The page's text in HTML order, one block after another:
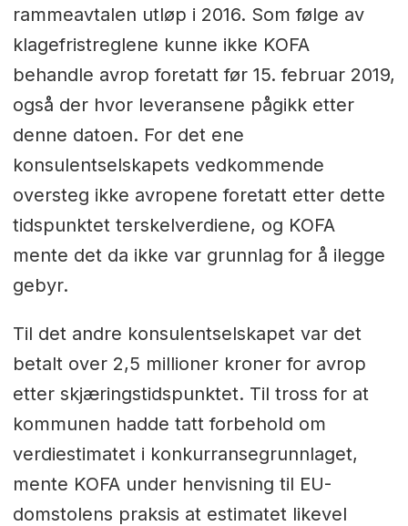
rammeavtalen utløp i 2016. Som følge av
klagefristreglene kunne ikke KOFA
behandle avrop foretatt før 15. februar 2019,
også der hvor leveransene pågikk etter
denne datoen. For det ene
konsulentselskapets vedkommende
oversteg ikke avropene foretatt etter dette
tidspunktet terskelverdiene, og KOFA
mente det da ikke var grunnlag for å ilegge
gebyr.
Til det andre konsulentselskapet var det
betalt over 2,5 millioner kroner for avrop
etter skjæringstidspunktet. Til tross for at
kommunen hadde tatt forbehold om
verdiestimatet i konkurransegrunnlaget,
mente KOFA under henvisning til EU-
domstolens praksis at estimatet likevel